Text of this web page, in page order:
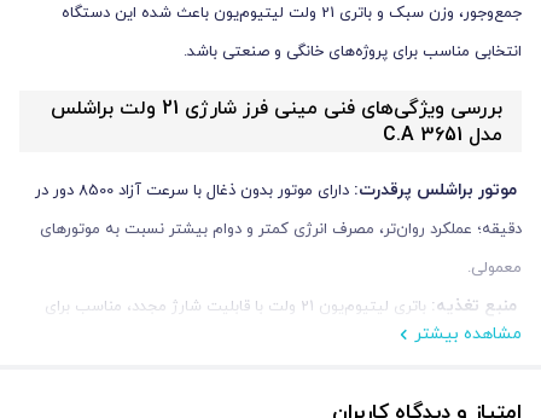
جمع‌وجور، وزن سبک و باتری 21 ولت لیتیوم‌یون باعث شده این دستگاه
انتخابی مناسب برای پروژه‌های خانگی و صنعتی باشد.
بررسی ویژگی‌های فنی مینی فرز شارژی 21 ولت براشلس
مدل C.A 3651
موتور براشلس پرقدرت:
دارای موتور بدون ذغال با سرعت آزاد 8500 دور در
دقیقه؛ عملکرد روان‌تر، مصرف انرژی کمتر و دوام بیشتر نسبت به موتورهای
معمولی.
منبع تغذیه:
باتری لیتیوم‌یون 21 ولت با قابلیت شارژ مجدد، مناسب برای
استفاده مداوم در شرایط کاری متنوع.
مشاهده بیشتر